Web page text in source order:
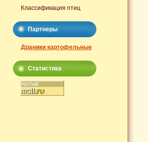
Классификация птиц
Партнеры
Драники картофельные
Статистика